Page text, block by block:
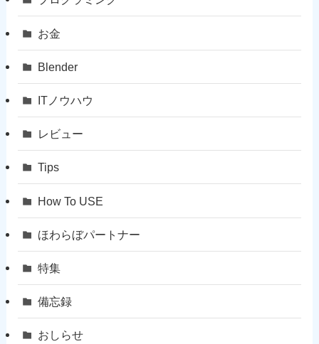
お金
Blender
ITノウハウ
レビュー
Tips
How To USE
ほわらぼパートナー
特集
備忘録
おしらせ